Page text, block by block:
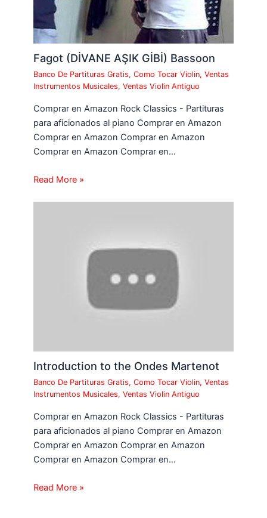
Fagot (DİVANE AŞIK GİBİ) Bassoon
Banco De Partituras Gratis,Como Tocar Violin,Ventas
Instrumentos Musicales,Ventas Violin Antiguo
Comprar en Amazon Rock Classics - Partituras
para aficionados al piano Comprar en Amazon
Comprar en Amazon Comprar en Amazon
Comprar en Amazon Comprar en…
Read More »
Introduction to the Ondes Martenot
Banco De Partituras Gratis,Como Tocar Violin,Ventas
Instrumentos Musicales,Ventas Violin Antiguo
Comprar en Amazon Rock Classics - Partituras
para aficionados al piano Comprar en Amazon
Comprar en Amazon Comprar en Amazon
Comprar en Amazon Comprar en…
Read More »